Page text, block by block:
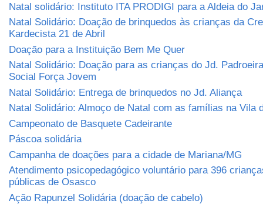
Natal solidário: Instituto ITA PRODIGI para a Aldeia do
Natal Solidário: Doação de brinquedos às crianças da
Kardecista 21 de Abril
Doação para a Instituição Bem Me Quer
Natal Solidário: Doação para as crianças do Jd.
Social Força Jovem
Natal Solidário: Entrega de brinquedos no Jd. Aliança
Natal Solidário: Almoço de Natal com as famílias na Vila
Campeonato de Basquete Cadeirante
Páscoa solidária
Campanha de doações para a cidade de Mariana/MG
Atendimento psicopedagógico voluntário para 396
públicas de Osasco
Ação Rapunzel Solidária (doação de cabelo)